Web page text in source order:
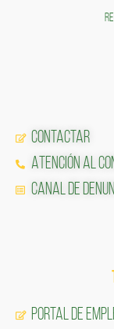
Contactar
Atención al
Canal de
Portal de